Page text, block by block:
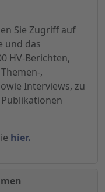
Sie Zugriff auf
und das
HV-Berichten,
,
Interviews, zu
hier.